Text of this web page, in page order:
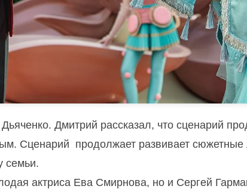
Дмитрий рассказал, что сценарий
Сценарий продолжает развивает
семьи.
актриса Ева Смирнова, но и Сергей